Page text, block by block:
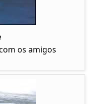
os amigos